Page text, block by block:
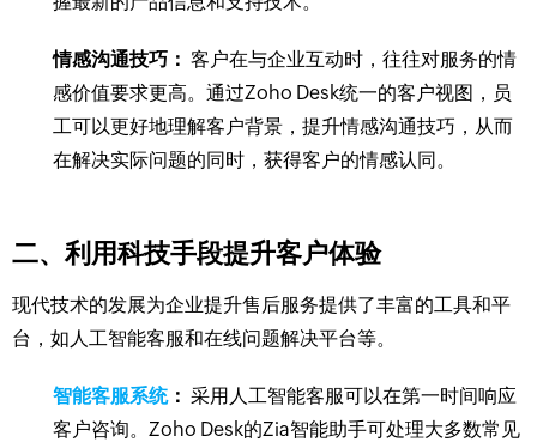
情感沟通技巧： 客户在与企业互动时，往往对服务的情
感价值要求更高。通过Zoho Desk统一的客户视图，员
工可以更好地理解客户背景，提升情感沟通技巧，从而
在解决实际问题的同时，获得客户的情感认同。
二、利用科技手段提升客户体验
现代技术的发展为企业提升售后服务提供了丰富的工具和平
台，如人工智能客服和在线问题解决平台等。
智能客服系统： 采用人工智能客服可以在第一时间响应
客户咨询。Zoho Desk的Zia智能助手可处理大多数常见